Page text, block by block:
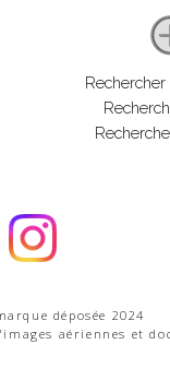
déposée 2024
aériennes et